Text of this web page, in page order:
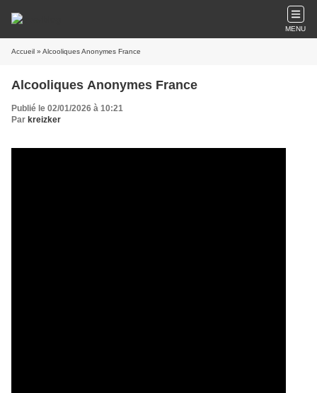
MENU
Accueil » Alcooliques Anonymes France
Alcooliques Anonymes France
Publié le 02/01/2026 à 10:21
Par kreizker